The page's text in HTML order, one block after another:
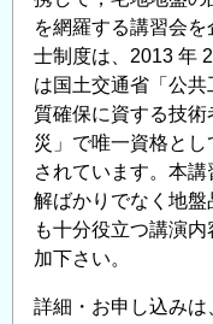
ら
せ
の
を網羅する講習会
士制度は、2013 年
は国土交通省「公
質確保に資する技
災」で唯一資格と
されています。本
解ばかりでなく地
も十分役立つ講演
加下さい。
詳細・お申し込みは